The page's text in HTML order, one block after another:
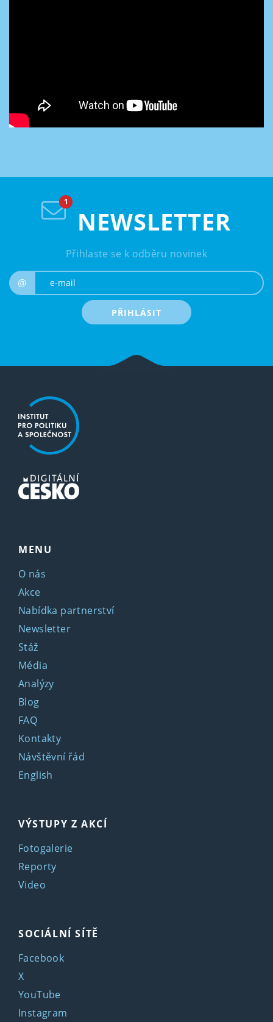
NEWSLETTER
Přihlaste se k odběru novinek
@
PŘIHLÁSIT
MENU
O nás
Akce
Nabídka partnerství
Newsletter
Stáž
Média
Analýzy
Blog
FAQ
Kontakty
Návštěvní řád
English
VÝSTUPY Z AKCÍ
Fotogalerie
Reporty
Video
SOCIÁLNÍ SÍTĚ
Facebook
X
YouTube
Instagram